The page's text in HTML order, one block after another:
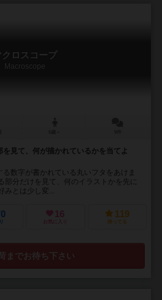
クロスコープ
Macroscope
見て、何が描かれているかを当てよ
数字が書かれている丸いフタをあけま
部分だけを見て、何のイラストかを先に
みとは少し変...
16
お気に入り
119
持ってる
までお待ち下さい